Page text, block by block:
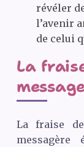
révéler
l’avenir
de celui
La
La fraise